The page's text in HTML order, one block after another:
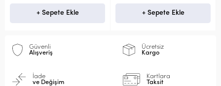
+ Sepete Ekle + Sepete Ekle
Güvenli
Alışveriş
Ücretsiz
Kargo
İade
ve Değişim
Kartlara
Taksit